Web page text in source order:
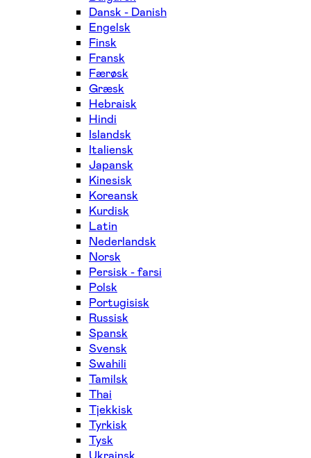
Dansk - Danish
Engelsk
Finsk
Fransk
Færøsk
Græsk
Hebraisk
Hindi
Islandsk
Italiensk
Japansk
Kinesisk
Koreansk
Kurdisk
Latin
Nederlandsk
Norsk
Persisk - farsi
Polsk
Portugisisk
Russisk
Spansk
Svensk
Swahili
Tamilsk
Thai
Tjekkisk
Tyrkisk
Tysk